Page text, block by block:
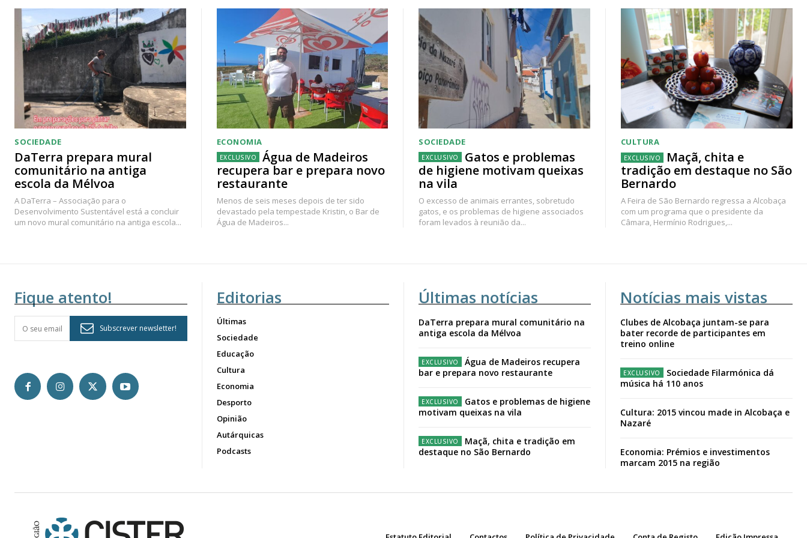
SOCIEDADE
DaTerra prepara mural
comunitário na antiga
escola da Mélvoa
A DaTerra – Associação para o
Desenvolvimento Sustentável está a concluir
um novo mural comunitário na antiga escola...
ECONOMIA
Água de Madeiros
recupera bar e prepara novo
restaurante
Menos de seis meses depois de ter sido
devastado pela tempestade Kristin, o Bar de
Água de Madeiros...
SOCIEDADE
Gatos e problemas
de higiene motivam queixas
na vila
O excesso de animais errantes, sobretudo
gatos, e os problemas de higiene associados
foram levados à reunião da...
CULTURA
Maçã, chita e
tradição em destaque no São
Bernardo
A Feira de São Bernardo regressa a Alcobaça
com um programa que o presidente da
Câmara, Hermínio Rodrigues,...
Fique atento!
Subscrever newsletter!
Editorias
Últimas
Sociedade
Educação
Cultura
Economia
Desporto
Opinião
Autárquicas
Podcasts
Últimas notícias
DaTerra prepara mural comunitário na
antiga escola da Mélvoa
Água de Madeiros recupera
bar e prepara novo restaurante
Gatos e problemas de higiene
motivam queixas na vila
Maçã, chita e tradição em
destaque no São Bernardo
Notícias mais vistas
Clubes de Alcobaça juntam-se para
bater recorde de participantes em
treino online
Sociedade Filarmónica dá
música há 110 anos
Cultura: 2015 vincou made in Alcobaça e
Nazaré
Economia: Prémios e investimentos
marcam 2015 na região